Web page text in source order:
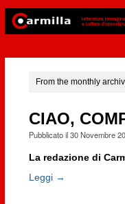
From the monthly
CIAO,
Pubblicato il30 Novembre
La redazione di
Leggi →